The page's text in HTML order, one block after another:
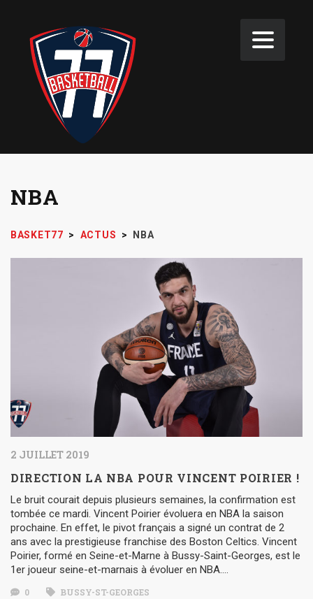
NBA
BASKET77 > ACTUS > NBA
2 JUILLET 2019
DIRECTION LA NBA POUR VINCENT POIRIER !
Le bruit courait depuis plusieurs semaines, la confirmation est
tombée ce mardi. Vincent Poirier évoluera en NBA la saison
prochaine. En effet, le pivot français a signé un contrat de 2
ans avec la prestigieuse franchise des Boston Celtics. Vincent
Poirier, formé en Seine-et-Marne à Bussy-Saint-Georges, est le
1er joueur seine-et-marnais à évoluer en NBA….
0 BUSSY-ST-GEORGES